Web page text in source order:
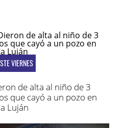
VIERNES
de alta al niño de 3
que cayó a un pozo en
Luján